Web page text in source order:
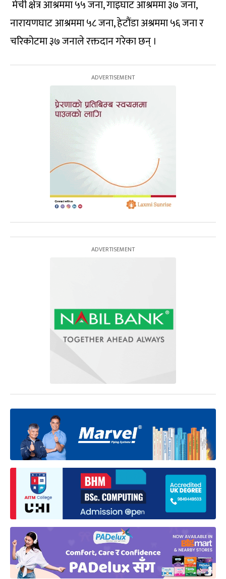
मेची क्षेत्र आश्रममा ५५ जना, गाइघाट आश्रममा ३७ जना,
नारायणघाट आश्रममा ५८ जना, हेटौंडा अश्रममा ५६ जना र
चरिकोटमा ३७ जनाले रक्तदान गरेका छन् ।